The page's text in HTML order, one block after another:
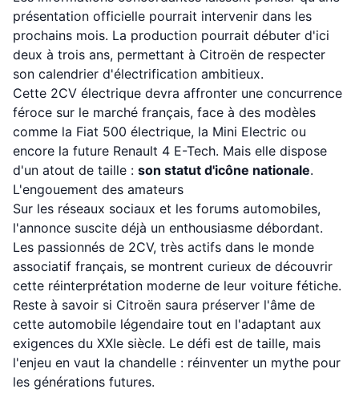
présentation officielle pourrait intervenir dans les
prochains mois. La production pourrait débuter d'ici
deux à trois ans, permettant à Citroën de respecter
son calendrier d'électrification ambitieux.
Cette 2CV électrique devra affronter une concurrence
féroce sur le marché français, face à des modèles
comme la Fiat 500 électrique, la Mini Electric ou
encore la future Renault 4 E-Tech. Mais elle dispose
d'un atout de taille : son statut d'icône nationale.
L'engouement des amateurs
Sur les réseaux sociaux et les forums automobiles,
l'annonce suscite déjà un enthousiasme débordant.
Les passionnés de 2CV, très actifs dans le monde
associatif français, se montrent curieux de découvrir
cette réinterprétation moderne de leur voiture fétiche.
Reste à savoir si Citroën saura préserver l'âme de
cette automobile légendaire tout en l'adaptant aux
exigences du XXIe siècle. Le défi est de taille, mais
l'enjeu en vaut la chandelle : réinventer un mythe pour
les générations futures.